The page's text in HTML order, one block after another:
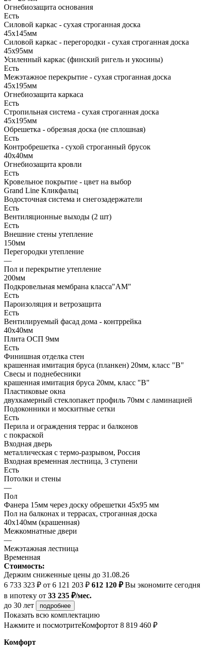
Огнебиозащита основания
Есть
Силовой каркас - сухая строганная доска
45х145мм
Силовой каркас - перегородки - сухая строганная доска
45х95мм
Усиленный каркас (финский ригель и укосины)
Есть
Межэтажное перекрытие - сухая строганная доска
45х195мм
Огнебиозащита каркаса
Есть
Стропильная система - сухая строганная доска
45х195мм
Обрешетка - обрезная доска (не сплошная)
Есть
Контробрешетка - сухой строганный брусок
40х40мм
Огнебиозащита кровли
Есть
Кровельное покрытие - цвет на выбор
Grand Line Кликфальц
Водосточная система и снегозадержатели
Есть
Вентиляционные выходы (2 шт)
Есть
Внешние стены утепление
150мм
Перегородки утепление
—
Пол и перекрытие утепление
200мм
Подкровельная мембрана класса"АМ"
Есть
Пароизоляция и ветрозащита
Есть
Вентилируемый фасад дома - контррейка
40х40мм
Плита ОСП 9мм
Есть
Финишная отделка стен
крашенная имитация бруса (планкен) 20мм, класс "В"
Свесы и поднебесники
крашенная имитация бруса 20мм, класс "В"
Пластиковые окна
двухкамерный стеклопакет профиль 70мм с ламинацией
Подоконники и москитные сетки
Есть
Перила и ограждения террас и балконов
с покраской
Входная дверь
металлическая с термо-разрывом, Россия
Входная временная лестница, 3 ступени
Есть
Потолки и стены
—
Пол
Фанера 15мм через доску обрешетки 45х95 мм
Пол на балконах и террасах, строганная доска
40х140мм (крашенная)
Межкомнатные двери
—
Межэтажная лестница
Временная
Стоимость:
Держим сниженные цены до 31.08.26
6 733 323 ₽ от 6 121 203 ₽ 612 120 ₽Вы экономите сегодня
в ипотеку от 33 235 ₽/мес.
до 30 лет
подробнее
Показать всю комплектацию
Нажмите и посмотритеКомфортот 8 819 460 ₽
Комфорт